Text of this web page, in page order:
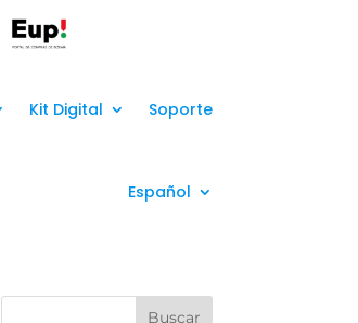
Kit Digital Soporte
Español